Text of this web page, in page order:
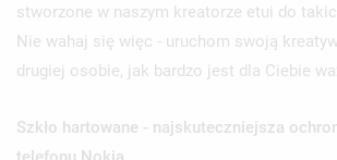
stworzone w naszym kreatorze etui do
Nie wahaj się więc - uruchom swoją
drugiej osobie, jak bardzo jest dla Ciebie
Szkło hartowane - najskuteczniejsza